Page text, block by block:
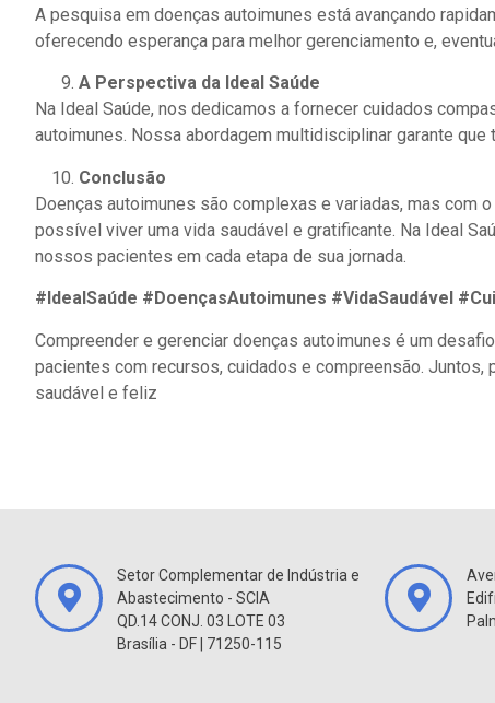
A pesquisa em doenças autoimunes está avançando
oferecendo esperança para melhor gerenciamento e,
A Perspectiva da Ideal Saúde
Na Ideal Saúde, nos dedicamos a fornecer cuidados
autoimunes. Nossa abordagem multidisciplinar garante
Conclusão
Doenças autoimunes são complexas e variadas, mas com
possível viver uma vida saudável e gratificante. Na Ideal
nossos pacientes em cada etapa de sua jornada.
#IdealSaúde #DoençasAutoimunes #VidaSaudável
Compreender e gerenciar doenças autoimunes é um
pacientes com recursos, cuidados e compreensão.
saudável e feliz
Setor Complementar de Indústria e
Abastecimento - SCIA
QD.14 CONJ. 03 LOTE 03
Brasília - DF | 71250-115